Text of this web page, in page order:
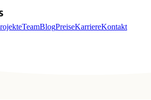
TeamBlogPreiseKarriereKontakt